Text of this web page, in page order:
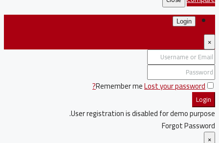
Login
×
Remember meLost your password?
Login
User registration is disabled for demo purpose.
Forgot Password
×